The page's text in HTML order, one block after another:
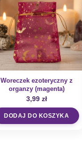
Woreczek ezoteryczny z
organzy (magenta)
3,99 zł
DODAJ DO KOSZYKA